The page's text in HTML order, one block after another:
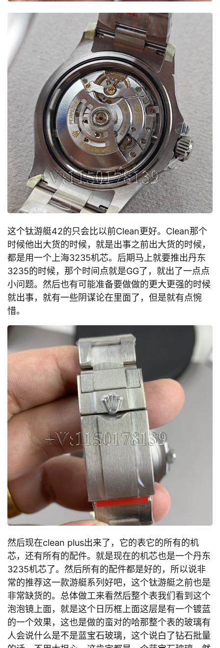
这个钛游艇42的只会比以前Clean更好。Clean那个
时候他出大货的时候，就是出事之前出大货的时候，
都是用一个上海3235机芯。后期马上就要推出丹东
3235的时候，那个时间点就是GG了，就出了一点点
小问题。然后也有可能准备要做做的更大更强的时候
就出事，就有一些阴谋论在里面了，但是就有点惋
惜。
然后现在clean plus出来了，它的表它的所有的机
芯，还有所有的配件。就是现在的机芯也是一个丹东
3235机芯了。然后所有的配件都是好的，所以说非
常的推荐这一款游艇系列好吧，这个钛游艇之前也是
非常缺货的。总体做工来看然后整个表我们看到这个
泡泡镜上面，就是这个日历框上面这层是有一个镀蓝
的一个效果，这也是做的蛮对的哈那整个表的玻璃有
人会说什么是不是蓝宝石玻璃，这个说白了钻石批量